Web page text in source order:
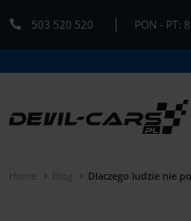
503 520 520 PON - PT:
Home Blog Dlaczego ludzie nie